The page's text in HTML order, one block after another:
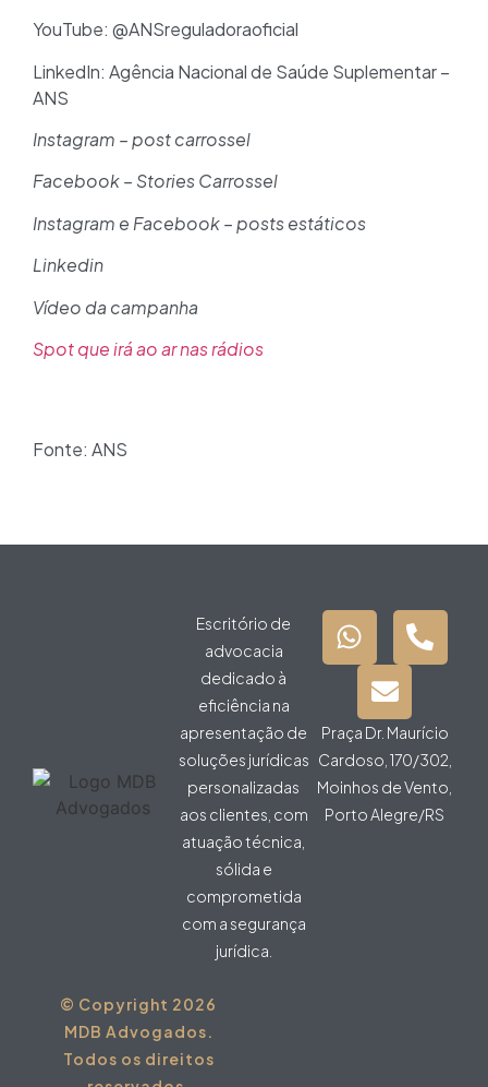
YouTube: @ANSreguladoraoficial
LinkedIn: Agência Nacional de Saúde Suplementar –
ANS
Instagram – post carrossel
Facebook – Stories Carrossel
Instagram e Facebook – posts estáticos
Linkedin
Vídeo da campanha
Spot que irá ao ar nas rádios
Fonte: ANS
Escritório de
advocacia
dedicado à
eficiência na
apresentação de
soluções jurídicas
personalizadas
aos clientes, com
atuação técnica,
sólida e
comprometida
com a segurança
jurídica.
Praça Dr. Maurício
Cardoso, 170/302,
Moinhos de Vento,
Porto Alegre/RS
© Copyright 2026
MDB Advogados.
Todos os direitos